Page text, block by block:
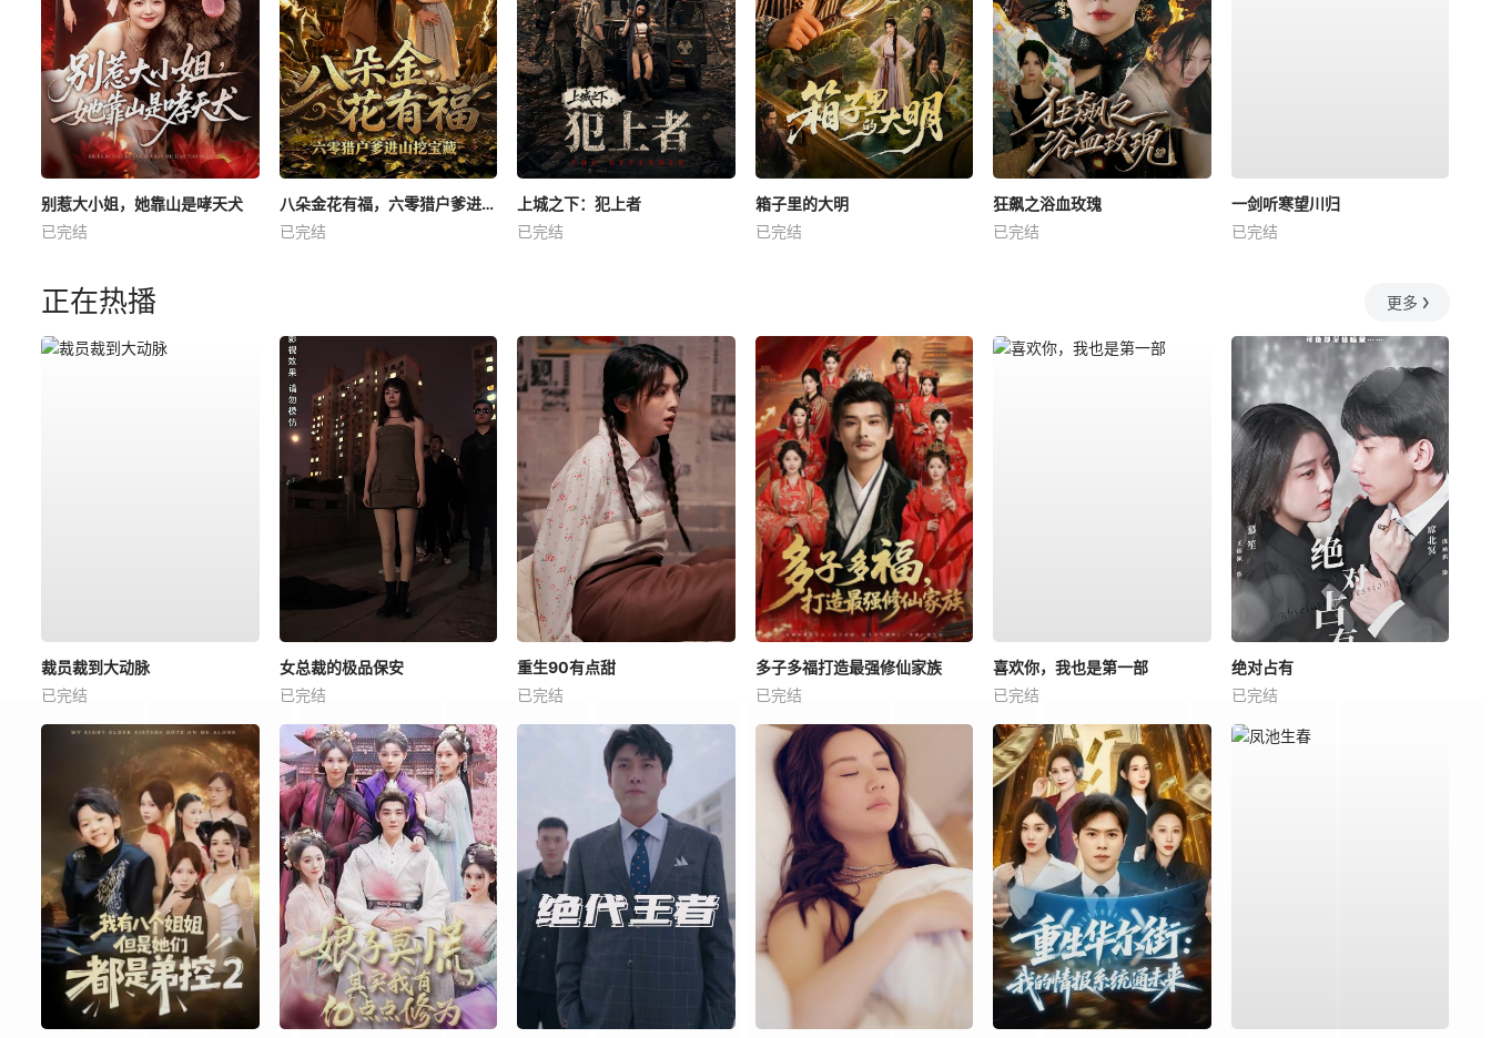
别惹大小姐，她靠山是哮天犬
已完结
八朵金花有福，六零猎户爹进山挖宝藏
已完结
上城之下：犯上者
已完结
箱子里的大明
已完结
狂飙之浴血玫瑰
已完结
一剑听寒望川归
已完结
正在热播 更多
裁员裁到大动脉
已完结
女总裁的极品保安
已完结
重生90有点甜
已完结
多子多福打造最强修仙家族
已完结
喜欢你，我也是第一部
已完结
绝对占有
已完结